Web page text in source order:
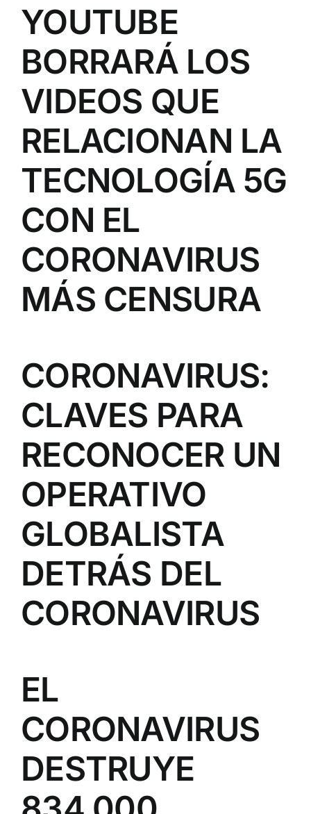
YOUTUBE
BORRARÁ LOS
VIDEOS QUE
RELACIONAN LA
TECNOLOGÍA 5G
CON EL
CORONAVIRUS
MÁS CENSURA
CORONAVIRUS:
CLAVES PARA
RECONOCER UN
OPERATIVO
GLOBALISTA
DETRÁS DEL
CORONAVIRUS
EL
CORONAVIRUS
DESTRUYE